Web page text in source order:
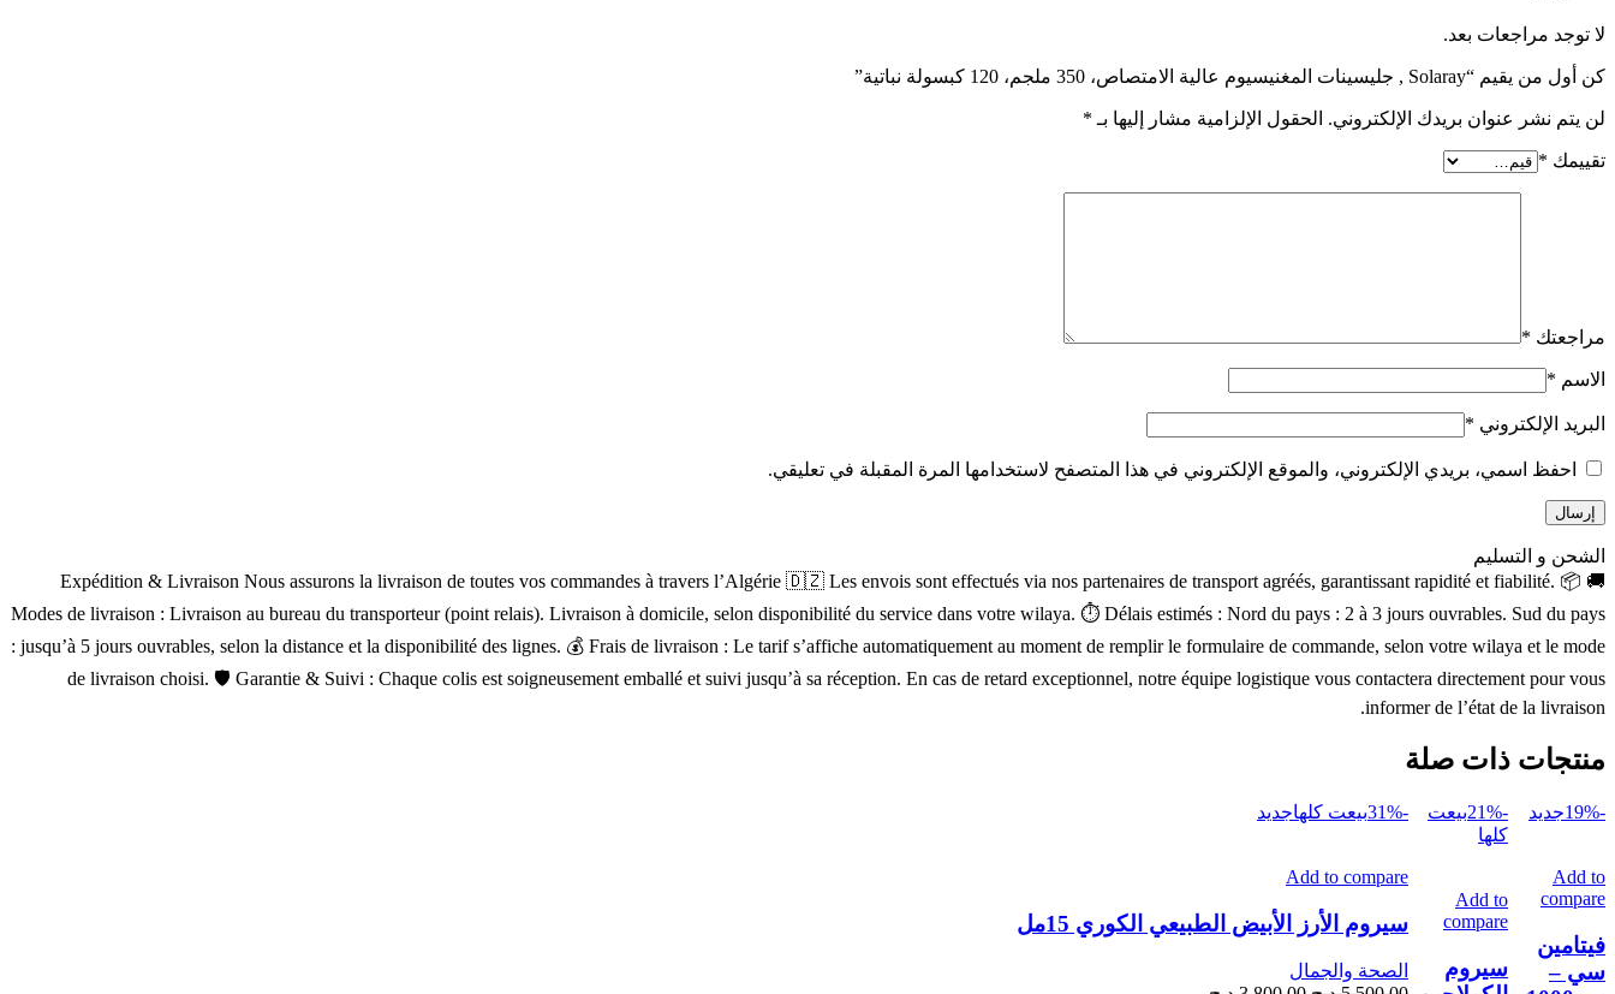
لا توجد مراجعات بعد.
كن أول من يقيم “Solaray ‏, جليسينات المغنيسيوم عالية الامتصاص، 350 ملجم، 120 كبسولة نباتية”
لن يتم نشر عنوان بريدك الإلكتروني. الحقول الإلزامية مشار إليها بـ *
تقييمك *
مراجعتك *
الاسم *
البريد الإلكتروني *
احفظ اسمي، بريدي الإلكتروني، والموقع الإلكتروني في هذا المتصفح لاستخدامها المرة المقبلة في تعليقي.
الشحن و التسليم
🚚 Expédition & Livraison Nous assurons la livraison de toutes vos commandes à travers l’Algérie 🇩🇿 Les envois sont effectués via nos partenaires de transport agréés, garantissant rapidité et fiabilité. 📦
Modes de livraison : Livraison au bureau du transporteur (point relais). Livraison à domicile, selon disponibilité du service dans votre wilaya. ⏱ Délais estimés : Nord du pays : 2 à 3 jours ouvrables. Sud du pays
: jusqu’à 5 jours ouvrables, selon la distance et la disponibilité des lignes. 💰 Frais de livraison : Le tarif s’affiche automatiquement au moment de remplir le formulaire de commande, selon votre wilaya et le mode
de livraison choisi. 🛡 Garantie & Suivi : Chaque colis est soigneusement emballé et suivi jusqu’à sa réception. En cas de retard exceptionnel, notre équipe logistique vous contactera directement pour vous
informer de l’état de la livraison.
منتجات ذات صلة
-19% جديد
Add to
compare
فيتامين
سي –
-21%
بيعت
كلها
Add to
compare
سيروم
-31% بيعت كلهاجديد
Add to compare
سيروم الأرز الأبيض الطبيعي الكوري 15مل
الصحة والجمال